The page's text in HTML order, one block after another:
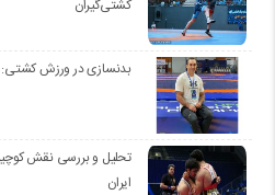
کشتی‌گیران
بدنسازی در ورزش کشتی:
تحلیل و بررسی نقش
ایران